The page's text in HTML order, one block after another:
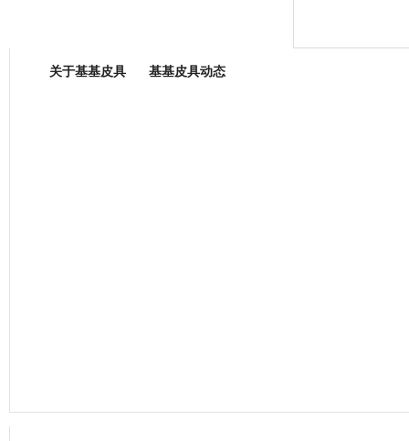
关于基基皮具 基基皮具动态